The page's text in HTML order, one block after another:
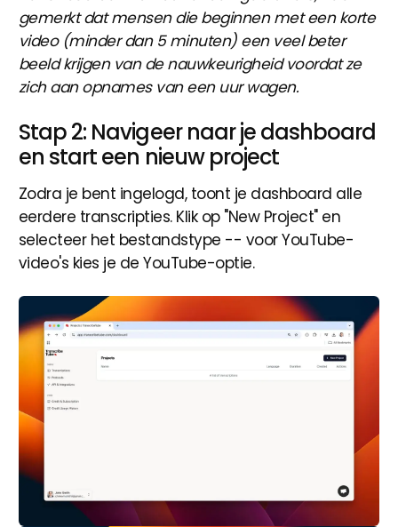
gemerkt dat mensen die beginnen met een korte
video (minder dan 5 minuten) een veel beter
beeld krijgen van de nauwkeurigheid voordat ze
zich aan opnames van een uur wagen.
Stap 2: Navigeer naar je dashboard
en start een nieuw project
Zodra je bent ingelogd, toont je dashboard alle
eerdere transcripties. Klik op "New Project" en
selecteer het bestandstype -- voor YouTube-
video's kies je de YouTube-optie.